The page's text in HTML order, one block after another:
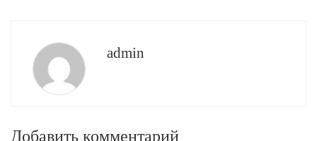
admin
Добавить комментарий